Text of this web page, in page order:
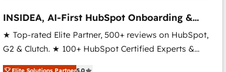
INSIDEA, AI-First HubSpot Onboarding &
RevOps
★ Top-rated Elite Partner, 500+ reviews on HubSpot,
G2 & Clutch. ★ 100+ HubSpot Certified Experts &
Trainers across the team ★ 1,500+ implementations